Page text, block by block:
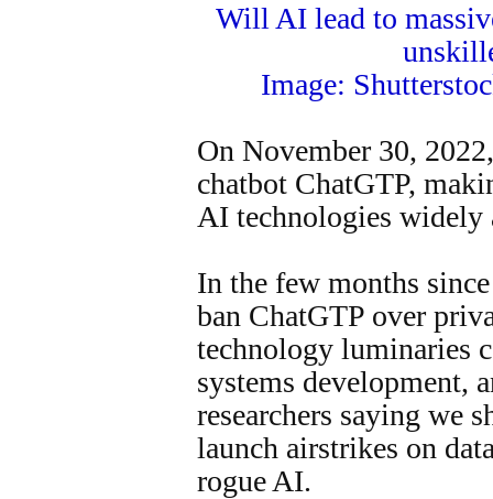
Will AI lead to
Image:
On November 30,
chatbot ChatGTP,
AI technologies widely
In the few months
ban ChatGTP over
technology luminaries
systems development,
researchers saying we
launch airstrikes on
rogue AI.